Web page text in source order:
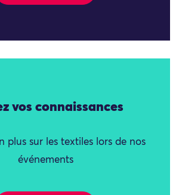
vos connaissances
plus sur les textiles lors de nos
événements